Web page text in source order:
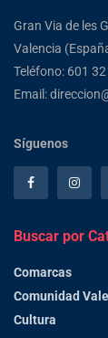
Gran Via de les
Valencia
Teléfono: 601
Email:
Síguenos
Buscar por
Comarcas
Comunidad
Cultura